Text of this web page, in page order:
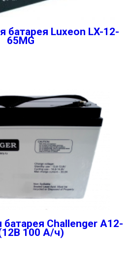
батарея Luxeon LX-12-
65MG
Challenger A12-
100 А/ч)